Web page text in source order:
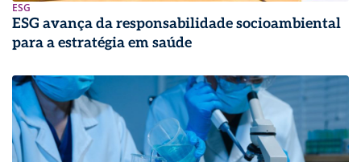
ESG
ESG avança da responsabilidade socioambiental
para a estratégia em saúde